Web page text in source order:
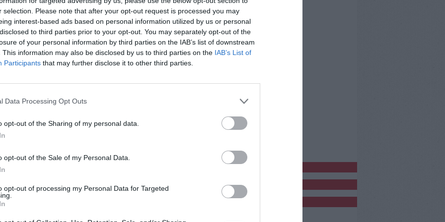
selection. Please note that after your opt-out request is processed you may
interest-based ads based on personal information utilized by us or personal
to third parties prior to your opt-out. You may separately opt-out of the
of your personal information by third parties on the IAB’s list of downstream
This information may also be disclosed by us to third parties on the IAB’s List of
Participants that may further disclose it to other third parties.
Data Processing Opt Outs
opt-out of the Sharing of my personal data.
opt-out of the Sale of my Personal Data.
opt-out of processing my Personal Data for Targeted
delle persone senza casa la Federazione
Senza Dimora e l'Istat hanno
contano”, il 26, 28 e 29 gennaio in 14
volontariamente 10 operatori della
Il Girasole opera accanto alle persone
particolare alle situazioni di
persone con animali d’affezione,
sessuale o identità di genere e
fenomeno sociale in forte crescita nel
tra le altre, 2 strutture di accoglienza
dimora: la struttura Luca Misuri, il cui primo
adulta ed è tra le poche realtà ad
il Progetto Casa Luna, dedicato
in condizioni di disagio abitativo e senza
operatrici de Il Girasole. In entrambe le
di supporto infermieristico e psicologico. A
Pubblicità